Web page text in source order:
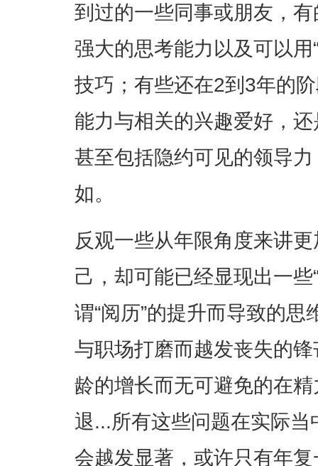
到过的一些同事或朋友，
强大的思考能力以及可以
技巧；有些还在2到3年的
能力与相关的兴趣爱好，
甚至包括隐约可见的领导
如。
反观一些从年限角度来讲
己，却可能已经显现出一些
谓“阅历”的提升而导致的
与职场打磨而越发丧失的
龄的增长而无可避免的在
退...所有这些问题在实际
会越发显著，或许只有年